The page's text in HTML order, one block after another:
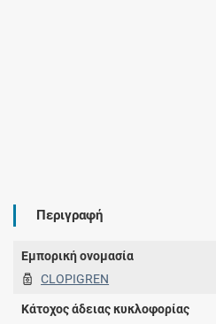
Περιγραφή
Εμπορική ονομασία
CLOPIGREN
Κάτοχος άδειας κυκλοφορίας